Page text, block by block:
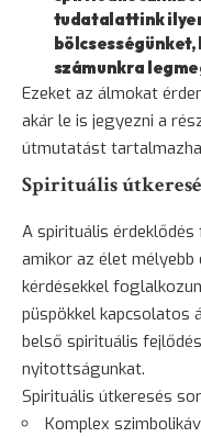
tudatalattink
számunkra
Ezeket az álmokat
akár le is jegyezni a
útmutatást
Spirituális
A spirituális érdeklődés
amikor az élet
kérdésekkel
püspökkel kapcsolatos
belső spirituális
nyitottságunkat.
Spirituális útkeresés
Komplex